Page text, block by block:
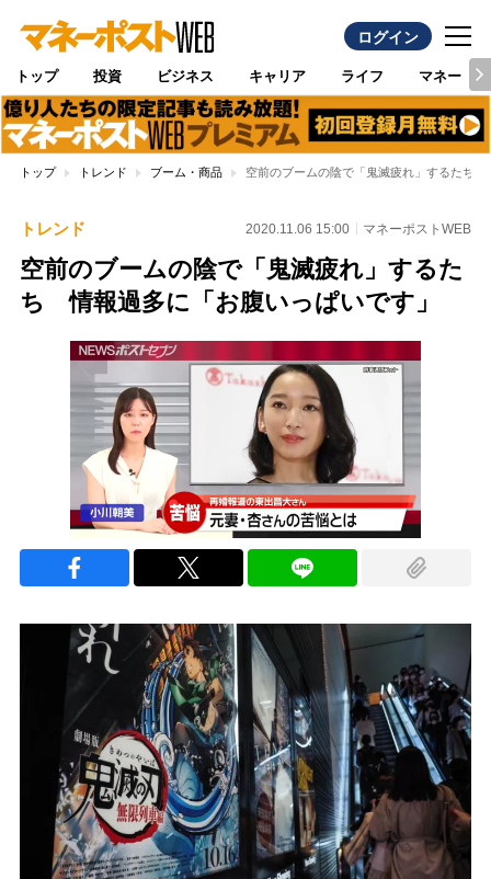
ログイン
トップ 投資 ビジネス キャリア ライフ マネー
トップ トレンド ブーム・商品 空前のブームの陰で「鬼滅疲れ」するたち
トレンド 2020.11.06 15:00 マネーポストWEB
空前のブームの陰で「鬼滅疲れ」するた
ち 情報過多に「お腹いっぱいです」